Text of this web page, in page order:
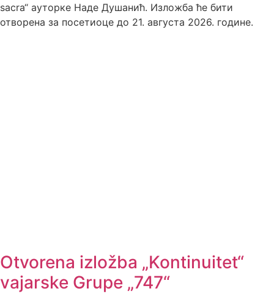
sacra“ ауторке Наде Душанић. Изложба ће бити
отворена за посетиоце до 21. августа 2026. године.
Otvorena izložba „Kontinuitet“
vajarske Grupe „747“